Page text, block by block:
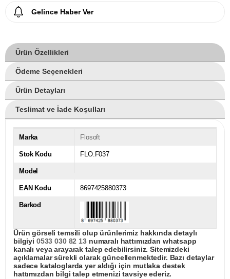
Gelince Haber Ver
Ürün Özellikleri
Ödeme Seçenekleri
Ürün Detayları
Teslimat ve İade Koşulları
Marka Flosoft
Stok Kodu FLO.F037
Model
EAN Kodu 8697425880373
Barkod
Ürün görseli temsili olup ürünlerimiz hakkında detaylı
bilgiyi 0533 030 82 13numaralı hattımızdan whatsapp
kanalı veya arayarak talep edebilirsiniz. Sitemizdeki
açıklamalar sürekli olarak güncellenmektedir. Bazı detaylar
sadece kataloglarda yer aldığı için mutlaka destek
hattımızdan bilgi talep etmenizi tavsiye ederiz.